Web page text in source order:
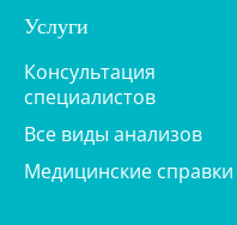
Услуги
Консультация
специалистов
Все виды анализов
Медицинские справки